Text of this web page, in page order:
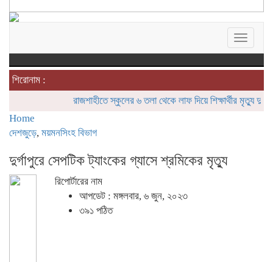
Toggle
শিরোনাম :
রাজশাহীতে স্কুলের ৬ তলা থেকে লাফ দিয়ে শিক্ষার্থীর মৃত্যু দুর্গাপুরে
Home
দেশজুড়ে, ময়মনসিংহ বিভাগ
দুর্গাপুরে সেপটিক ট্যাংকের গ্যাসে শ্রমিকের মৃত্যু
রিপোর্টারের নাম
আপডেট : মঙ্গলবার, ৬ জুন, ২০২৩
৩৯১ পঠিত